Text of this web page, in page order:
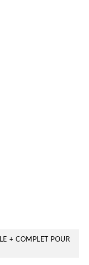
+ COMPLET POUR